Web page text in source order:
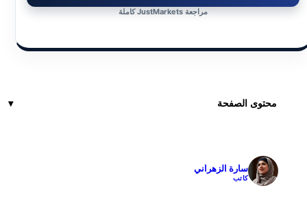
مراجعة JustMarkets كاملة
محتوى الصفحة
سارة الزهراني
كاتب